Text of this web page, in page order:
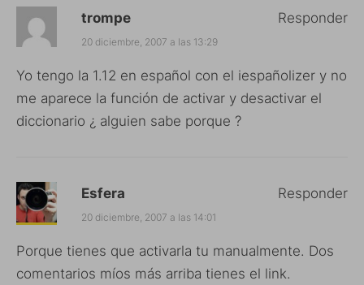
trompe
20 diciembre, 2007 a las 13:29
Yo tengo la 1.12 en español con el iespañolizer y no
me aparece la función de activar y desactivar el
diccionario ¿ alguien sabe porque ?
Responder
Esfera
20 diciembre, 2007 a las 14:01
Porque tienes que activarla tu manualmente. Dos
comentarios míos más arriba tienes el link.
Responder